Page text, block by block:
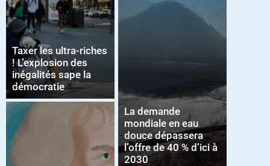
Taxer les ultra-riches
! L’explosion des
inégalités sape la
démocratie
La demande
mondiale en eau
douce dépassera
l’offre de 40 % d’ici à
2030